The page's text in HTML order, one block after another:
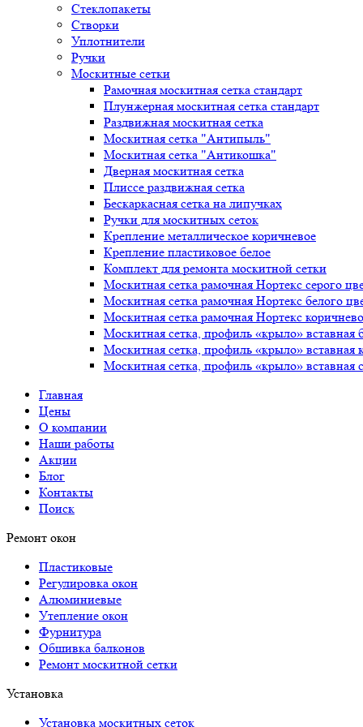
Стеклопакеты
Створки
Уплотнители
Ручки
Москитные сетки
Рамочная москитная сетка стандарт
Плунжерная москитная сетка стандарт
Раздвижная москитная сетка
Москитная сетка "Антипыль"
Москитная сетка "Антикошка"
Дверная москитная сетка
Плиссе раздвижная сетка
Бескаркасная сетка на липучках
Ручки для москитных сеток
Крепление металлическое коричневое
Крепление пластиковое белое
Комплект для ремонта москитной сетки
Москитная сетка рамочная Нортекс серого
Москитная сетка рамочная Нортекс белого
Москитная сетка рамочная Нортекс
Москитная сетка, профиль «крыло» вставная
Москитная сетка, профиль «крыло» вставная
Москитная сетка, профиль «крыло» вставная
Главная
Цены
О компании
Наши работы
Акции
Блог
Контакты
Поиск
Ремонт окон
Пластиковые
Регулировка окон
Алюминиевые
Утепление окон
Фурнитура
Обшивка балконов
Ремонт москитной сетки
Установка
Установка москитных сеток